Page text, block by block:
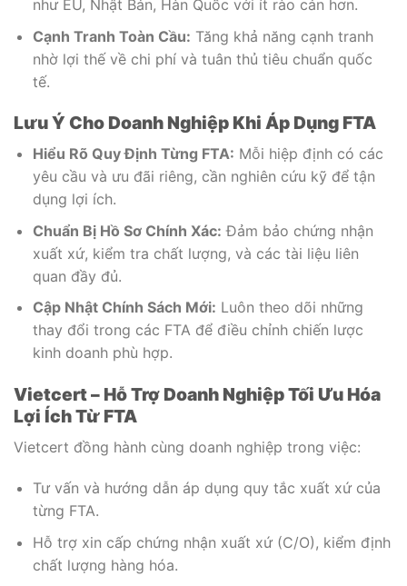
như EU, Nhật Bản, Hàn Quốc với ít rào cản hơn.
Cạnh Tranh Toàn Cầu: Tăng khả năng cạnh tranh
nhờ lợi thế về chi phí và tuân thủ tiêu chuẩn quốc
tế.
Lưu Ý Cho Doanh Nghiệp Khi Áp Dụng FTA
Hiểu Rõ Quy Định Từng FTA: Mỗi hiệp định có các
yêu cầu và ưu đãi riêng, cần nghiên cứu kỹ để tận
dụng lợi ích.
Chuẩn Bị Hồ Sơ Chính Xác: Đảm bảo chứng nhận
xuất xứ, kiểm tra chất lượng, và các tài liệu liên
quan đầy đủ.
Cập Nhật Chính Sách Mới: Luôn theo dõi những
thay đổi trong các FTA để điều chỉnh chiến lược
kinh doanh phù hợp.
Vietcert – Hỗ Trợ Doanh Nghiệp Tối Ưu Hóa
Lợi Ích Từ FTA
Vietcert đồng hành cùng doanh nghiệp trong việc:
Tư vấn và hướng dẫn áp dụng quy tắc xuất xứ của
từng FTA.
Hỗ trợ xin cấp chứng nhận xuất xứ (C/O), kiểm định
chất lượng hàng hóa.